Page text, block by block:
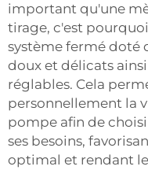
important qu'une
tirage, c'est
système fermé doté
doux et délicats
réglables. Cela
personnellement la
pompe afin de
ses besoins,
optimal et rendant